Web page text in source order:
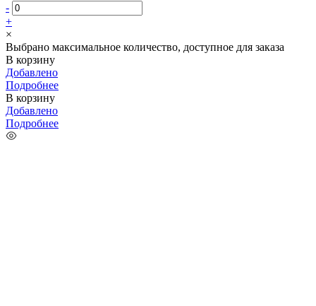
-
+
×
Выбрано максимальное количество, доступное для заказа
В корзину
Добавлено
Подробнее
В корзину
Добавлено
Подробнее